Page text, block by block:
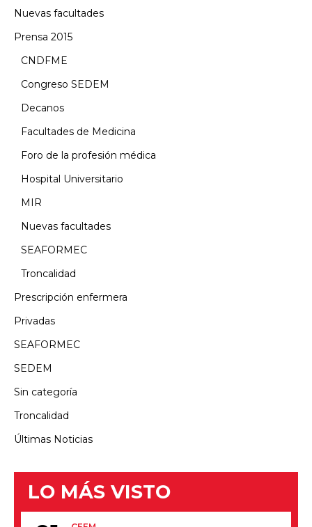
Nuevas facultades
Prensa 2015
CNDFME
Congreso SEDEM
Decanos
Facultades de Medicina
Foro de la profesión médica
Hospital Universitario
MIR
Nuevas facultades
SEAFORMEC
Troncalidad
Prescripción enfermera
Privadas
SEAFORMEC
SEDEM
Sin categoría
Troncalidad
Últimas Noticias
LO MÁS VISTO